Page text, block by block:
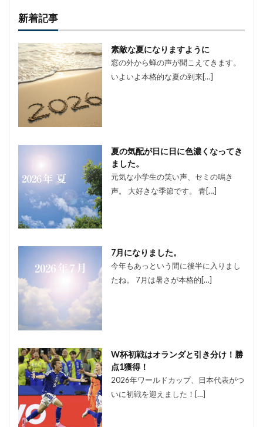
新着記事
素敵な夏になりますように
窓の外から蝉の声が聞こえてきます。
いよいよ本格的な夏の到来[…]
夏の気配が日に日に色濃くなってき
ました。
元気な小学生の笑い声、セミの鳴き
声。 大好きな季節です。 青[…]
7月になりました。
今年もあっという間に後半に入りまし
たね。 7月は暑さが本格的[…]
W杯初戦はオランダと引き分け！勝
点1獲得！
2026年ワールドカップ、日本代表がつ
いに初戦を迎えました！[…]